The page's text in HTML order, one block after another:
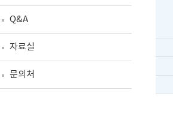
Q&A
자료실
문의처